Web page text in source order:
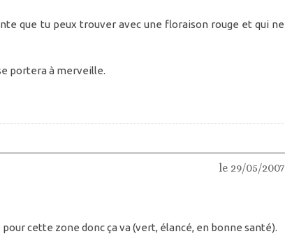
que tu peux trouver avec une floraison rouge et qui ne
portera à merveille.
le 29/05/2007
cette zone donc ça va (vert, élancé, en bonne santé).